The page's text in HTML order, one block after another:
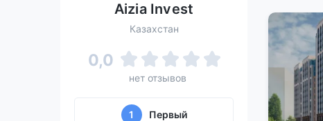
Aizia Invest
Казахстан
0,0
нет отзывов
1 Первый